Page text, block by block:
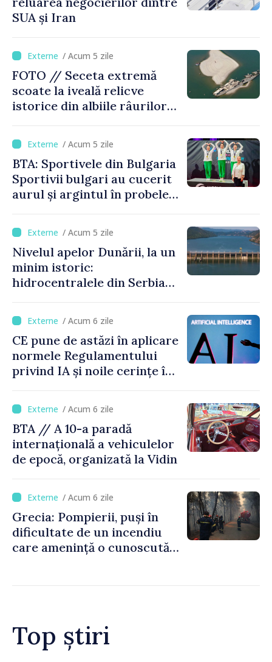
SUA și Iran
/ Acum 5 zile
FOTO // Seceta extremă
scoate la iveală relicve
istorice din albiile râurilor
/ Acum 5 zile
BTA: Sportivele din Bulgaria
Sportivii bulgari au cucerit
aurul și argintul în probele
de gimnastică aerobică de la
Oradea
/ Acum 5 zile
Nivelul apelor Dunării, la un
minim istoric:
hidrocentralele din Serbia
capacitate
/ Acum 6 zile
CE pune de astăzi în aplicare
normele Regulamentului
privind IA și noile cerințe în
/ Acum 6 zile
BTA // A 10-a paradă
internațională a vehiculelor
de epocă, organizată la Vidin
/ Acum 6 zile
Grecia: Pompierii, puși în
dificultate de un incendiu
care amenință o cunoscută
Top știri